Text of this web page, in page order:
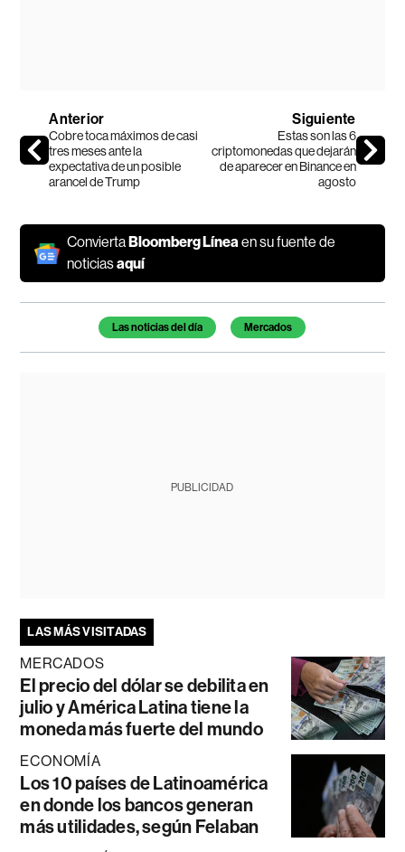
Anterior
Cobre toca máximos de casi
tres meses ante la
expectativa de un posible
arancel de Trump
Siguiente
Estas son las 6
criptomonedas que dejarán
de aparecer en Binance en
agosto
Convierta Bloomberg Líneaen su fuente de
noticiasaquí
Temas de este artículo
Las noticias del día Mercados
PUBLICIDAD
LAS MÁS VISITADAS
MERCADOS
El precio del dólar se debilita en
julio y América Latina tiene la
moneda más fuerte del mundo
ECONOMÍA
Los 10 países de Latinoamérica
en donde los bancos generan
más utilidades, según Felaban